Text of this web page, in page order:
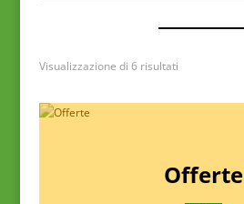
Visualizzazione di 6 risultati
Offerte